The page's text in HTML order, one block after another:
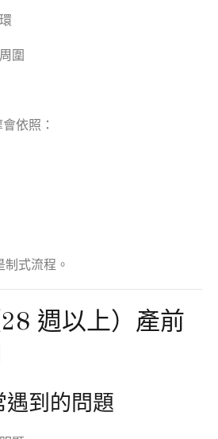
圍
依照：
式流程。
週以上）產前
遇到的問題